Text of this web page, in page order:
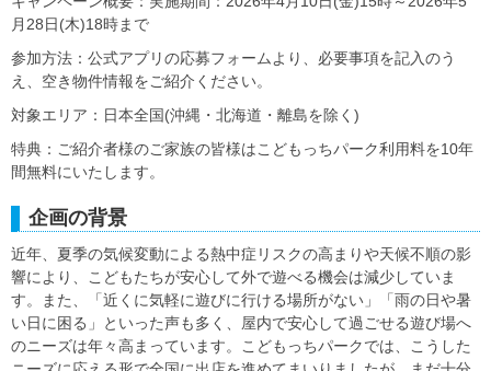
月28日(木)18時まで
参加方法：公式アプリの応募フォームより、必要事項を記入のう
え、空き物件情報をご紹介ください。
対象エリア：日本全国(沖縄・北海道・離島を除く)
特典：ご紹介者様のご家族の皆様はこどもっちパーク利用料を10年
間無料にいたします。
企画の背景
近年、夏季の気候変動による熱中症リスクの高まりや天候不順の影
響により、こどもたちが安心して外で遊べる機会は減少していま
す。また、「近くに気軽に遊びに行ける場所がない」「雨の日や暑
い日に困る」といった声も多く、屋内で安心して過ごせる遊び場へ
のニーズは年々高まっています。こどもっちパークでは、こうした